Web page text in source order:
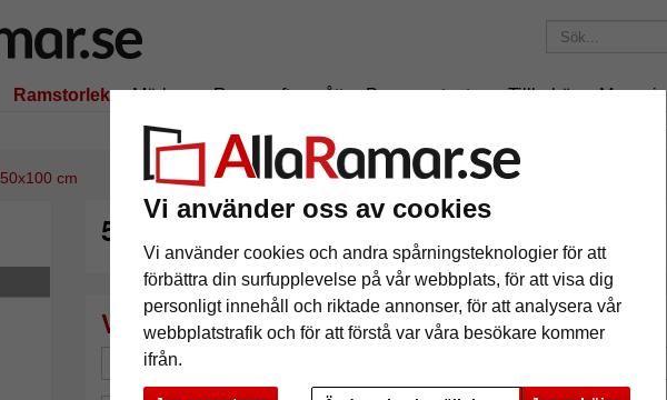
Vi använder oss av cookies
Vi använder cookies och andra spårningsteknologier för att
förbättra din surfupplevelse på vår webbplats, för att visa dig
personligt innehåll och riktade annonser, för att analysera vår
webbplatstrafik och för att förstå var våra besökare kommer
ifrån.
Ramstorlek Märken Ramar efter mått Passepartouter Tillbehör Magasin
195 kr
50x100 cm
50x100 cm
Märke